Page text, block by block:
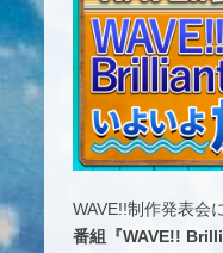
WAVE!!制作発表会
番組『WAVE!!